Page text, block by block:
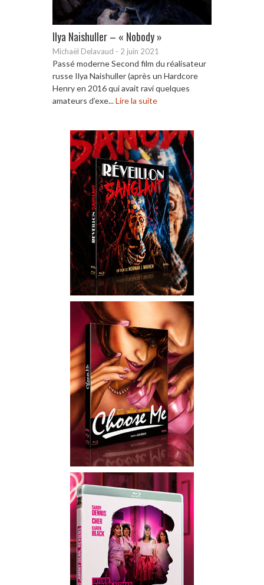
Ilya Naishuller – « Nobody »
Michaël Delavaud - 2 juin 2021
Passé moderne Second film du réalisateur
russe Ilya Naishuller (après un Hardcore
Henry en 2016 qui avait ravi quelques
amateurs d’exe...Lire la suite